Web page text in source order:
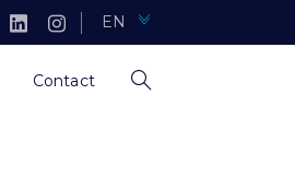
EN
Contact